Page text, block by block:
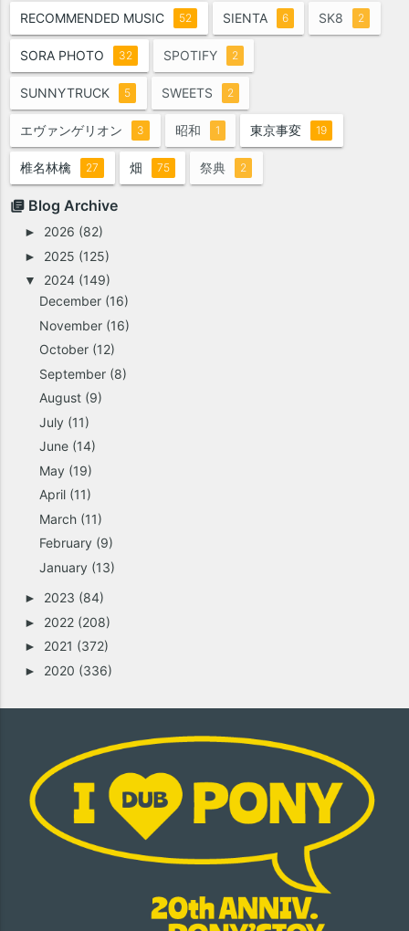
RECOMMENDED MUSIC 52 SIENTA 6 SK8 2
SORA PHOTO 32 SPOTIFY 2
SUNNYTRUCK 5 SWEETS 2
エヴァンゲリオン 3 昭和 1 東京事変 19
椎名林檎 27 畑 75 祭典 2
Blog Archive
► 2026 (82)
► 2025 (125)
▼ 2024 (149)
December (16)
November (16)
October (12)
September (8)
August (9)
July (11)
June (14)
May (19)
April (11)
March (11)
February (9)
January (13)
► 2023 (84)
► 2022 (208)
► 2021 (372)
► 2020 (336)